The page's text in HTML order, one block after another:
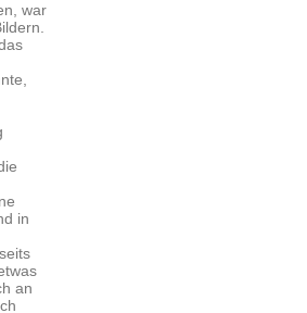
war
in
an